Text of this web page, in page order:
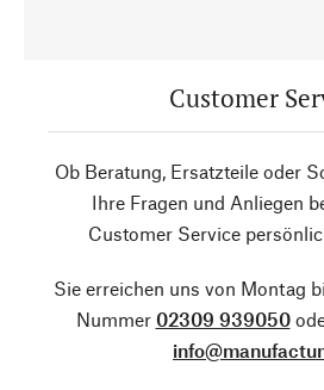
Customer
Ob Beratung, Ersatzteile oder
Ihre Fragen und Anliegen
Customer Service
Sie erreichen uns von Montag
Nummer 02309 939050